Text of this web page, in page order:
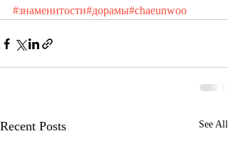
#знаменитости#дорамы#chaeunwoo
Recent Posts See All